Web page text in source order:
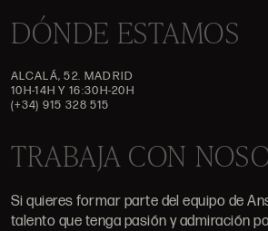
DÓNDE ESTAMOS
ALCALÁ, 52. MADRID
10H-14H Y 16:30H-20H
(+34) 915 328 515
TRABAJA CON
Si quieres formar parte del equipo de
talento que tenga pasión y admiración